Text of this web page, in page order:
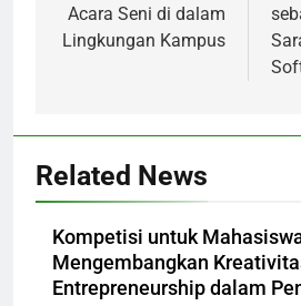
Acara Seni di dalam
Lingkungan Kampus
Related News
Kompetisi untuk
Mengembangkan
Entrepreneurship dalam